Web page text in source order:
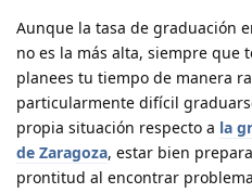
Aunque la tasa de graduación
no es la más alta, siempre que
planees tu tiempo de manera
particularmente difícil
propia situación respecto a la
de Zaragoza, estar bien
prontitud al encontrar